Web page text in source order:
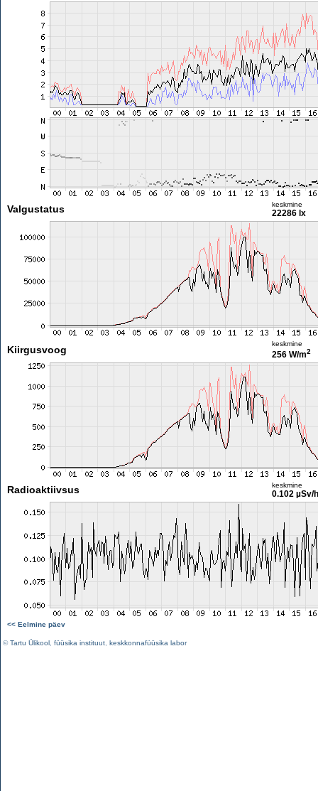
Valgustatus keskmine
22286 lx
Kiirgusvoog
keskmine
256 W/m2
Radioaktiivsus keskmine
0.102 µSv/h
<< Eelmine päev
©Tartu Ülikool füüsika instituut keskkonnafüüsika labor